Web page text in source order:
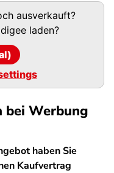
ausverkauft?
laden?
bei Werbung
haben Sie
Kaufvertrag